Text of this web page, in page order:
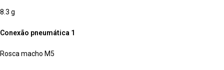
8.3 g
Conexão pneumática 1
Rosca macho M5